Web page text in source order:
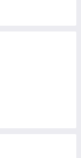
C1) (2005-